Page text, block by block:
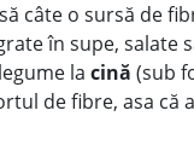
câte o sursă de
în supe, salate
la cină (sub
de fibre, asa că